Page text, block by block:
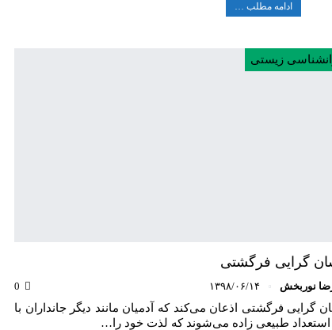
ادامه مطلب …
زیستی
گرایی فرگشتی
نوربخش ۱۳۹۸/۰۶/۱۴
گرایی فرگشتی اذعان می‌کند که آدمیان مانند دیگر جانداران با
استعداد طبیعی زاده می‌شوند که لذت خود را…